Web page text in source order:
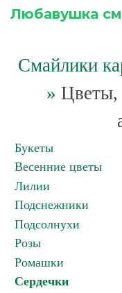
Любавушка
Смайлики
» Цветы,
Букеты
Весенние цветы
Лилии
Подснежники
Подсолнухи
Розы
Ромашки
Сердечки